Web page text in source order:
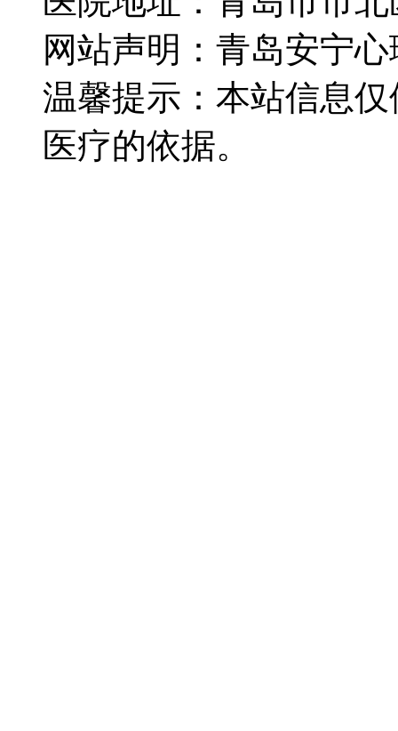
网站声明：青岛安宁
温馨提示：本站信息
医疗的依据。